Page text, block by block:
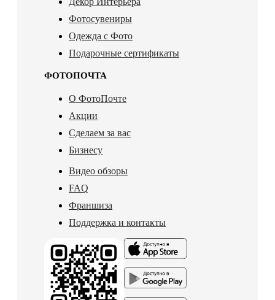
Фотосувениры
Одежда с Фото
Подарочные сертификаты
ФОТОПОЧТА
О ФотоПочте
Акции
Сделаем за вас
Бизнесу
Видео обзоры
FAQ
Франшиза
Поддержка и контакты